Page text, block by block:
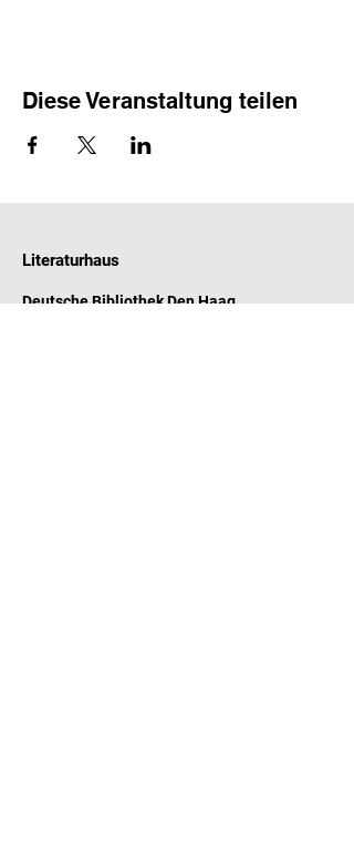
Diese Veranstaltung teilen
Literaturhaus
Deutsche Bibliothek Den Haag